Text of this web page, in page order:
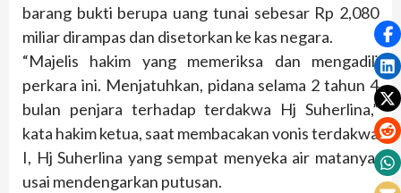
barang bukti berupa uang tunai sebesar Rp 2,080
miliar dirampas dan disetorkan ke kas negara.
“Majelis hakim yang memeriksa dan mengadili
perkara ini. Menjatuhkan, pidana selama 2 tahun 4
bulan penjara terhadap terdakwa Hj Suherlina,”
kata hakim ketua, saat membacakan vonis terdakwa
I, Hj Suherlina yang sempat menyeka air matanya,
usai mendengarkan putusan.